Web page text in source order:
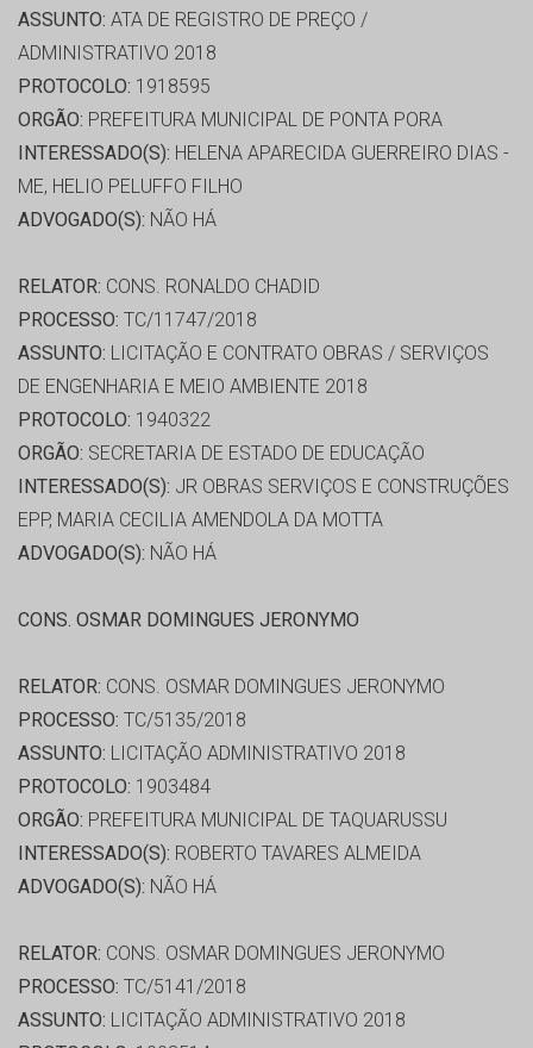
ASSUNTO: ATA DE REGISTRO DE PREÇO /
ADMINISTRATIVO 2018
PROTOCOLO: 1918595
ORGÃO: PREFEITURA MUNICIPAL DE PONTA PORA
INTERESSADO(S): HELENA APARECIDA GUERREIRO DIAS -
ME, HELIO PELUFFO FILHO
ADVOGADO(S): NÃO HÁ
RELATOR: CONS. RONALDO CHADID
PROCESSO: TC/11747/2018
ASSUNTO: LICITAÇÃO E CONTRATO OBRAS / SERVIÇOS
DE ENGENHARIA E MEIO AMBIENTE 2018
PROTOCOLO: 1940322
ORGÃO: SECRETARIA DE ESTADO DE EDUCAÇÃO
INTERESSADO(S): JR OBRAS SERVIÇOS E CONSTRUÇÕES
EPP, MARIA CECILIA AMENDOLA DA MOTTA
ADVOGADO(S): NÃO HÁ
CONS. OSMAR DOMINGUES JERONYMO
RELATOR: CONS. OSMAR DOMINGUES JERONYMO
PROCESSO: TC/5135/2018
ASSUNTO: LICITAÇÃO ADMINISTRATIVO 2018
PROTOCOLO: 1903484
ORGÃO: PREFEITURA MUNICIPAL DE TAQUARUSSU
INTERESSADO(S): ROBERTO TAVARES ALMEIDA
ADVOGADO(S): NÃO HÁ
RELATOR: CONS. OSMAR DOMINGUES JERONYMO
PROCESSO: TC/5141/2018
ASSUNTO: LICITAÇÃO ADMINISTRATIVO 2018